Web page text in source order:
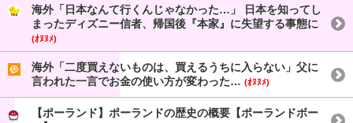
海外「日本なんて行くんじゃなかった…」 日本を知ってし
まったディズニー信者、帰国後『本家』に失望する事態に
(ｵﾇﾇﾒ)
海外「二度買えないものは、買えるうちに入らない」父に
言われた一言でお金の使い方が変わった… (ｵﾇﾇﾒ)
【ポーランド】ポーランドの歴史の概要【ポーランドボー